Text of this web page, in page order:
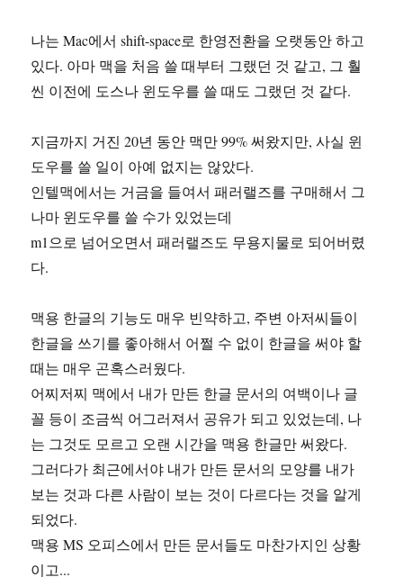
나는 Mac에서 shift-space로 한영전환을 오랫동안 하고
있다. 아마 맥을 처음 쓸 때부터 그랬던 것 같고, 그 훨
씬 이전에 도스나 윈도우를 쓸 때도 그랬던 것 같다.
지금까지 거진 20년 동안 맥만 99% 써왔지만, 사실 윈
도우를 쓸 일이 아예 없지는 않았다.
인텔맥에서는 거금을 들여서 패러랠즈를 구매해서 그
나마 윈도우를 쓸 수가 있었는데
m1으로 넘어오면서 패러랠즈도 무용지물로 되어버렸
다.
맥용 한글의 기능도 매우 빈약하고, 주변 아저씨들이
한글을 쓰기를 좋아해서 어쩔 수 없이 한글을 써야 할
때는 매우 곤혹스러웠다.
어찌저찌 맥에서 내가 만든 한글 문서의 여백이나 글
꼴 등이 조금씩 어그러져서 공유가 되고 있었는데, 나
는 그것도 모르고 오랜 시간을 맥용 한글만 써왔다.
그러다가 최근에서야 내가 만든 문서의 모양를 내가
보는 것과 다른 사람이 보는 것이 다르다는 것을 알게
되었다.
맥용 MS 오피스에서 만든 문서들도 마찬가지인 상황
이고...